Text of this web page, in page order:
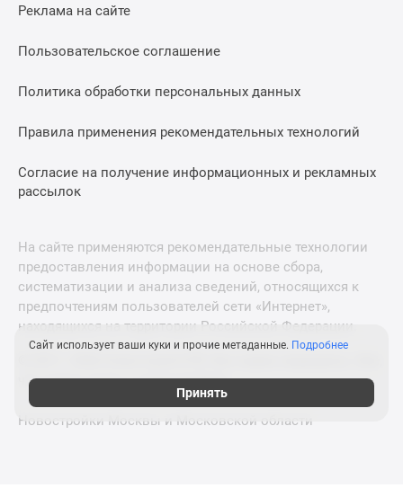
Реклама на сайте
Пользовательское соглашение
Политика обработки персональных данных
Правила применения рекомендательных технологий
Согласие на получение информационных и рекламных
рассылок
На сайте применяются рекомендательные технологии
предоставления информации на основе сбора,
систематизации и анализа сведений, относящихся к
предпочтениям пользователей сети «Интернет»,
находящихся на территории Российской Федерации.
что нужно знать о новостройках
Новостройки Москвы и Московской области
Сайт использует ваши куки и прочие метаданные. Подробнее
Принять